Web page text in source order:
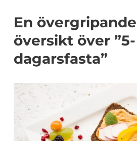
En
översikt över ”5-
dagarsfasta”